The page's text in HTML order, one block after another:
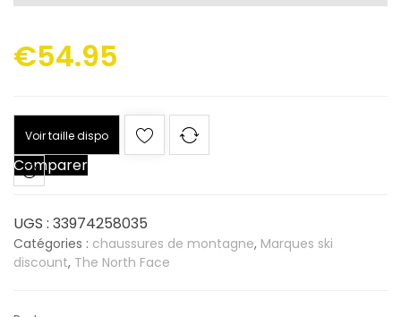
€54.95
Voir taille dispo
Comparer
UGS : 33974258035
Catégories : chaussures de montagne, Marques ski
discount, The North Face